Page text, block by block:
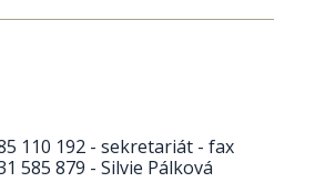
110 192 - sekretariát - fax
585 879 - Silvie Pálková